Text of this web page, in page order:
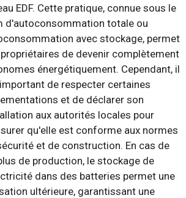
EDF. Cette pratique, connue sous le
d'autoconsommation totale ou
avec stockage, permet
propriétaires de devenir complètement
énergétiquement. Cependant, il
de respecter certaines
et de déclarer son
aux autorités locales pour
qu'elle est conforme aux normes
et de construction. En cas de
de production, le stockage de
dans des batteries permet une
ultérieure, garantissant une